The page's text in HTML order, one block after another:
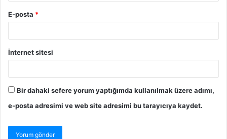
E-posta *
İnternet sitesi
Bir dahaki sefere yorum yaptığımda kullanılmak üzere adımı,
e-posta adresimi ve web site adresimi bu tarayıcıya kaydet.